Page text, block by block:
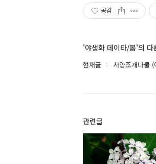
공감
'야생화 데이타/봄'의 다
현재글 서양조개나물 (
관련글